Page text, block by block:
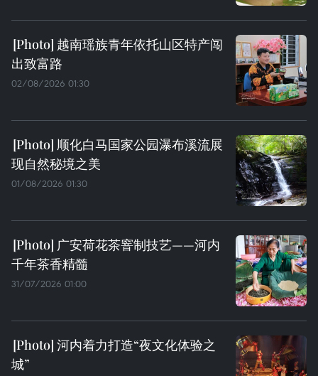
越南瑶族青年依托山区特产闯
出致富路
02/08/2026 01:30
顺化白马国家公园瀑布溪流展
现自然秘境之美
01/08/2026 01:30
广安荷花茶窨制技艺——河内
千年茶香精髓
31/07/2026 01:00
河内着力打造“夜文化体验之
城”